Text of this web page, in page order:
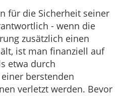
für die Sicherheit seiner
- wenn die
zusätzlich einen
ist man finanziell auf
etwa durch
berstenden
verletzt werden. Bevor